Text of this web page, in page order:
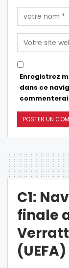
Enregistrez
dans ce
C1:
finale
(UEFA)